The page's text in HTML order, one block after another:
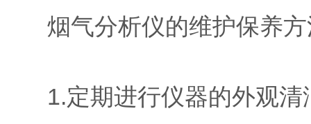
烟气分析仪的维护保养方
1.定期进行仪器的外观清